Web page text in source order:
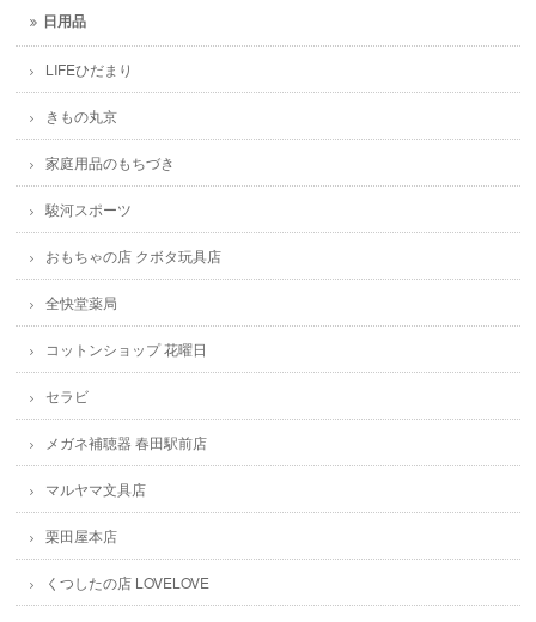
日用品
LIFEひだまり
きもの丸京
家庭用品のもちづき
駿河スポーツ
おもちゃの店 クボタ玩具店
全快堂薬局
コットンショップ 花曜日
セラビ
メガネ補聴器 春田駅前店
マルヤマ文具店
栗田屋本店
くつしたの店 LOVELOVE